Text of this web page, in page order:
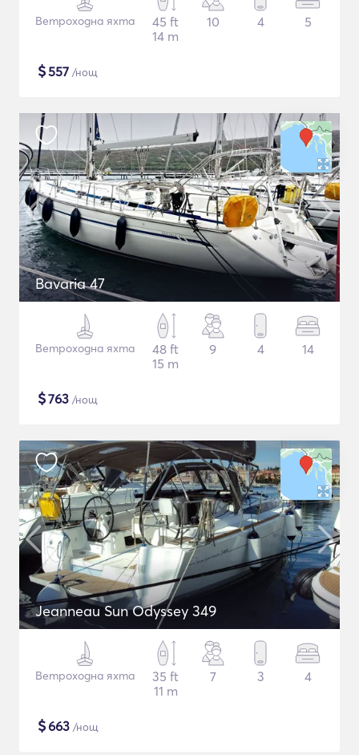
Ветроходна яхта
45 ft
14 m
10 4 5
$557 /нощ
Bavaria 47
Ветроходна яхта
48 ft
15 m
9 4 14
$763 /нощ
Jeanneau Sun Odyssey 349
Ветроходна яхта
35 ft
11 m
7 3 4
$663 /нощ